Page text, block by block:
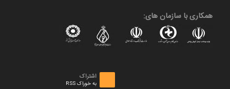
همکاری با سازمان های:
اشتراک
به خوراک RSS